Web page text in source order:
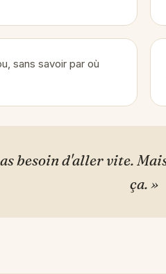
sans savoir par où
besoin d'aller vite.
ça. »